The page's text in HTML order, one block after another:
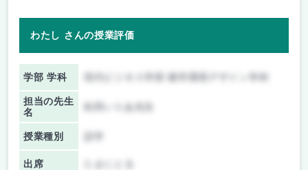
わたし さんの授業評価
学部 学科
担当の先生
名
松田いりあ先生
授業種別
出席